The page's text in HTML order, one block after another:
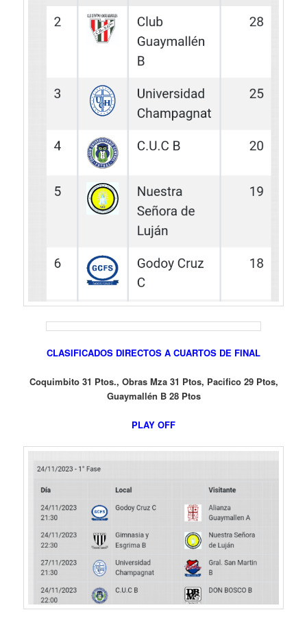
CLASIFICADOS DIRECTOS A CUARTOS DE FINAL
Coquimbito 31 Ptos., Obras Mza 31 Ptos, Pacifico 29 Ptos,
Guaymallén B 28 Ptos
PLAY OFF